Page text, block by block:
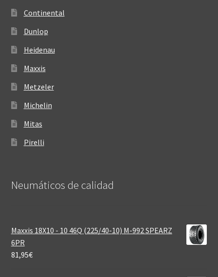
Continental
Dunlop
Heidenau
Maxxis
Metzeler
Michelin
Mitas
Pirelli
Neumáticos de calidad‎
Maxxis 18X10 - 10 46Q (225/40-10) M-992 SPEARZ
6PR
81,95€